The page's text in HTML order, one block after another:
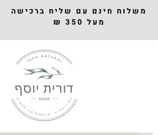
משלוח חינם עם שליח ברכישה
מעל 350 ₪